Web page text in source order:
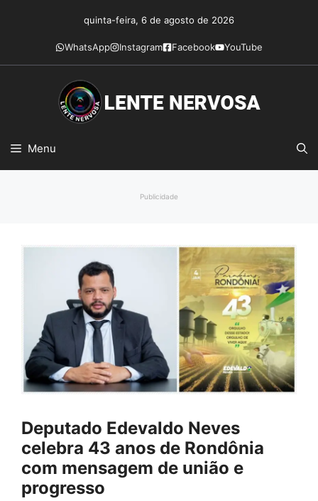
conteúdo
quinta-feira, 6 de agosto de 2026
WhatsApp Instagram Facebook YouTube
Menu
Publicidade
Deputado Edevaldo Neves
celebra 43 anos de Rondônia
com mensagem de união e
progresso